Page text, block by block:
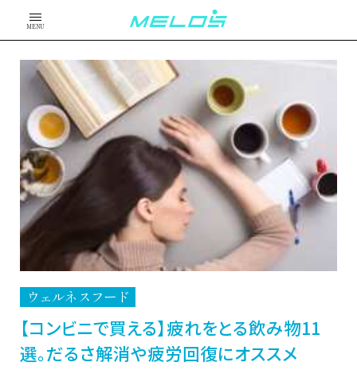
MENU
ウェルネスフード
【コンビニで買える】疲れをとる飲み物11
選。だるさ解消や疲労回復にオススメ